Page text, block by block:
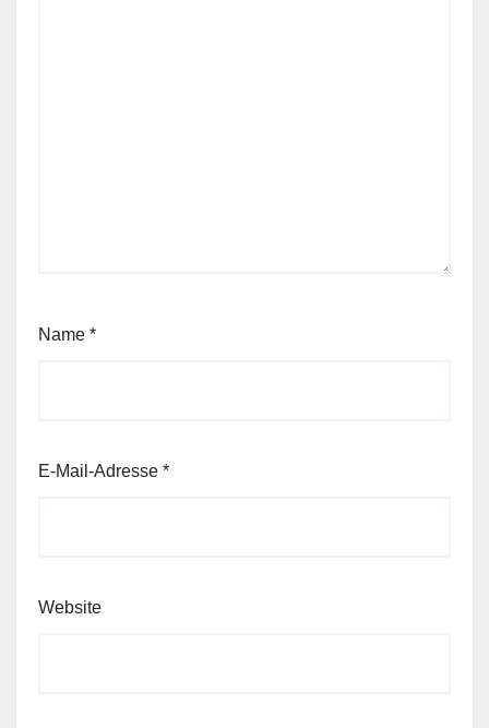
Name *
E-Mail-Adresse *
Website